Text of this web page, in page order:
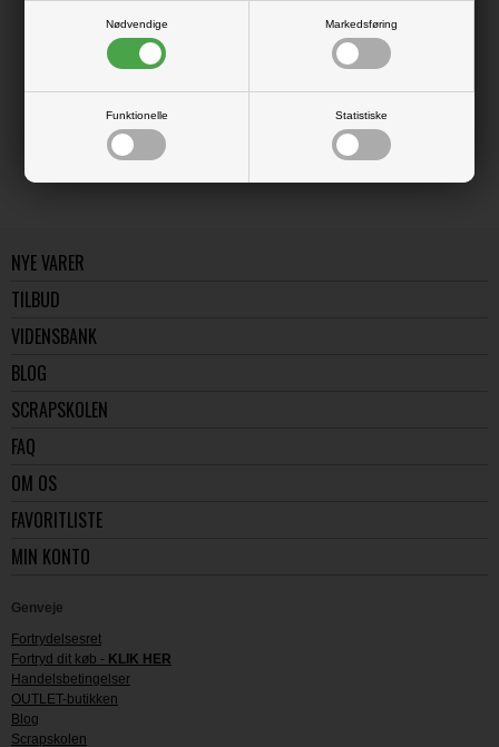
Nødvendige Markedsføring
Funktionelle Statistiske
LÆS OG BLIV INSPIRERET
Læs flere artikler...
NYE VARER
TILBUD
VIDENSBANK
BLOG
SCRAPSKOLEN
FAQ
OM OS
FAVORITLISTE
MIN KONTO
Genveje
Fortrydelsesret
Fortryd dit køb - KLIK HER
Handelsbetingelser
OUTLET-butikken
Blog
Scrapskolen